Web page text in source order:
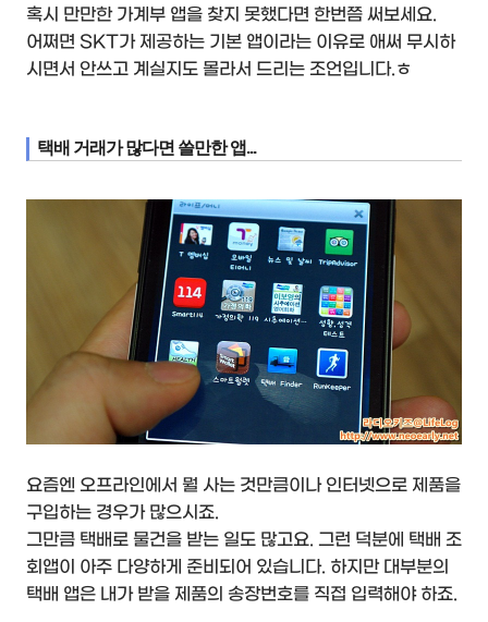
혹시 만만한 가계부 앱을 찾지 못했다면 한번쯤 써보세요.
어쩌면 SKT가 제공하는 기본 앱이라는 이유로 애써 무시하
시면서 안쓰고 계실지도 몰라서 드리는 조언입니다.ㅎ
택배 거래가 많다면 쓸만한 앱...
요즘엔 오프라인에서 뭘 사는 것만큼이나 인터넷으로 제품을
구입하는 경우가 많으시죠.
그만큼 택배로 물건을 받는 일도 많고요. 그런 덕분에 택배 조
회앱이 아주 다양하게 준비되어 있습니다. 하지만 대부분의
택배 앱은 내가 받을 제품의 송장번호를 직접 입력해야 하죠.